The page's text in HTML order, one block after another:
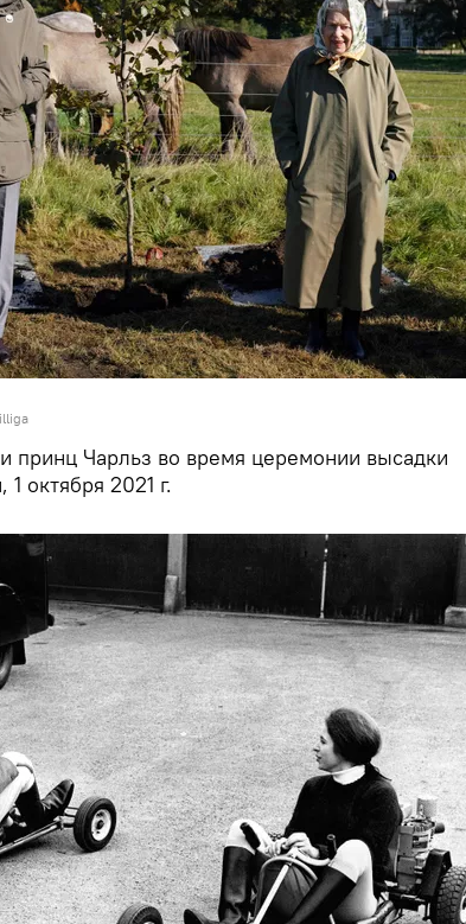
принц Чарльз во время церемонии высадки
октября 2021 г.